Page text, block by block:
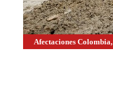
Afectaciones